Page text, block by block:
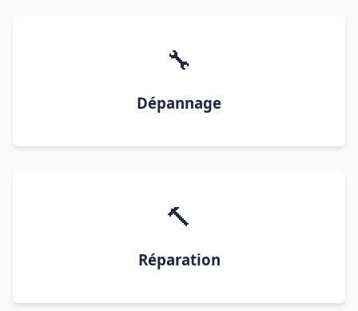
🔧
Dépannage
🔨
Réparation